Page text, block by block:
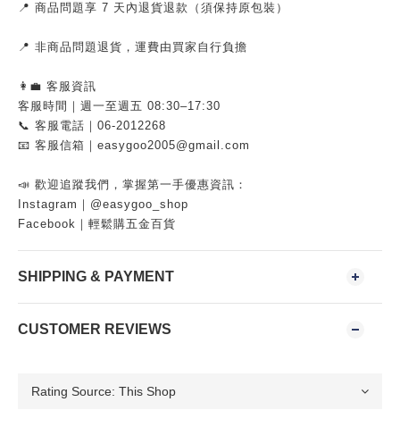
📍 商品問題享 7 天內退貨退款（須保持原包裝）
📍 非商品問題退貨，運費由買家自行負擔
👩‍💼 客服資訊
客服時間｜週一至週五 08:30–17:30
📞 客服電話｜06-2012268
📧 客服信箱｜easygoo2005@gmail.com
📣 歡迎追蹤我們，掌握第一手優惠資訊：
Instagram｜@easygoo_shop
Facebook｜輕鬆購五金百貨
SHIPPING & PAYMENT
CUSTOMER REVIEWS